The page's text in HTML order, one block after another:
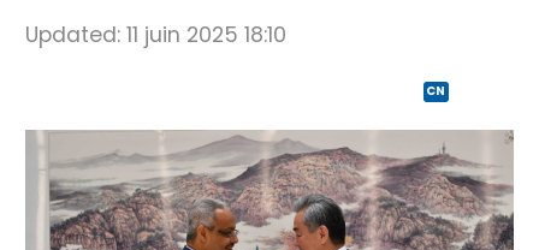
Updated: 11 juin 2025 18:10
CN